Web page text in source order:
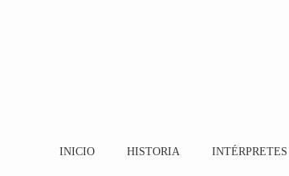
INICIO HISTORIA INTÉRPRETES